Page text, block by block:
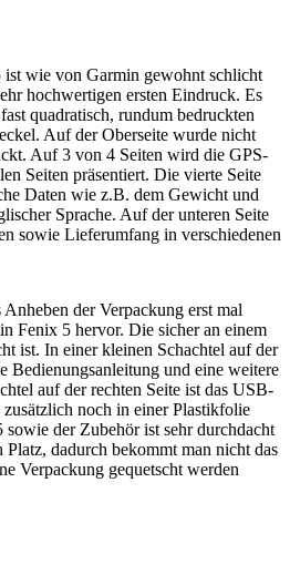
wie von Garmin gewohnt schlicht
hochwertigen ersten Eindruck. Es
quadratisch, rundum bedruckten
Auf der Oberseite wurde nicht
Auf 3 von 4 Seiten wird die GPS-
Seiten präsentiert. Die vierte Seite
Daten wie z.B. dem Gewicht und
Sprache. Auf der unteren Seite
sowie Lieferumfang in verschiedenen
der Verpackung erst mal
Fenix 5 hervor. Die sicher an einem
ist. In einer kleinen Schachtel auf der
Bedienungsanleitung und eine weitere
auf der rechten Seite ist das USB-
noch in einer Plastikfolie
der Zubehör ist sehr durchdacht
Platz, dadurch bekommt man nicht das
Verpackung gequetscht werden